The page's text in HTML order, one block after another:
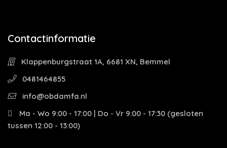
Contactinformatie
Klappenburgstraat 1A, 6681 XN, Bemmel
0481464855
info@obdamfa.nl
Ma - Wo 9:00 - 17:00 | Do - Vr 9:00 - 17:30 (gesloten
tussen 12:00 - 13:00)